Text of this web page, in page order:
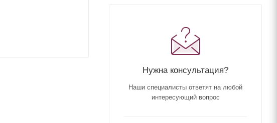
Нужна консультация?
Наши специалисты ответят на любой
интересующий вопрос